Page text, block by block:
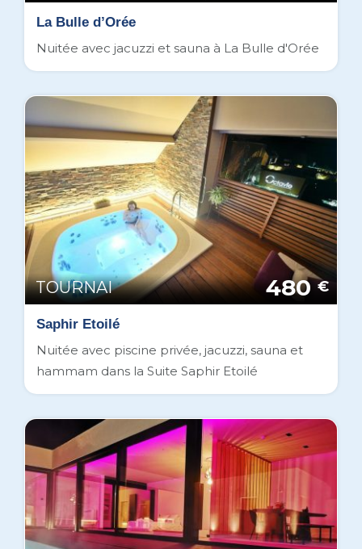
La Bulle d’Orée
Nuitée avec jacuzzi et sauna à La Bulle d'Orée
TOURNAI 480 €
Saphir Etoilé
Nuitée avec piscine privée, jacuzzi, sauna et
hammam dans la Suite Saphir Etoilé